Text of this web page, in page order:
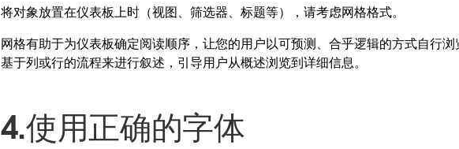
将对象放置在仪表板上时（视图、筛选器、标题等），请考虑网格格式。
网格有助于为仪表板确定阅读顺序，让您的用户以可预测、合乎逻辑的方式自行
基于列或行的流程来进行叙述，引导用户从概述浏览到详细信息。
4.使用正确的字体